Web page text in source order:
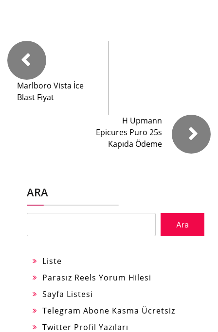
Marlboro Vista İce
Blast Fiyat
H Upmann
Epicures Puro 25s
Kapıda Ödeme
ARA
Ara
Liste
Parasız Reels Yorum Hilesi
Sayfa Listesi
Telegram Abone Kasma Ücretsiz
Twitter Profil Yazıları